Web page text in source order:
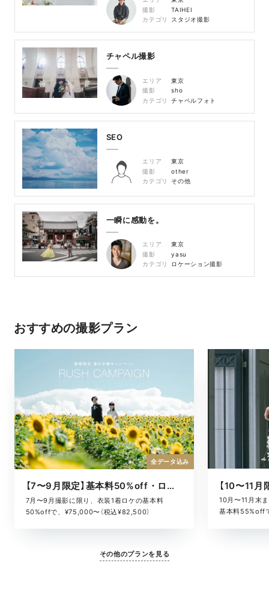
撮影
TAIHEI
カテゴリ
スタジオ撮影
チャペル撮影
エリア
東京
撮影
sho
カテゴリ
チャペルフォト
SEO
エリア
東京
撮影
other
カテゴリ
その他
一瞬に感動を。
エリア
東京
撮影
yasu
カテゴリ
ロケーション撮影
おすすめの撮影プラン
【7〜9月限定】基本料50%off・ロケキャンペーン
7月〜9月撮影に限り、衣装1着ロケの基本料
50%offで、¥75,000〜（税込¥82,500）
全データ込み
10月〜11月末
基本料55%off
その他のプランを見る